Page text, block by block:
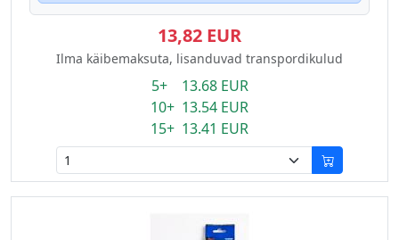
13,82 EUR
Ilma käibemaksuta, lisanduvad transpordikulud
5+ 13.68 EUR
10+ 13.54 EUR
15+ 13.41 EUR